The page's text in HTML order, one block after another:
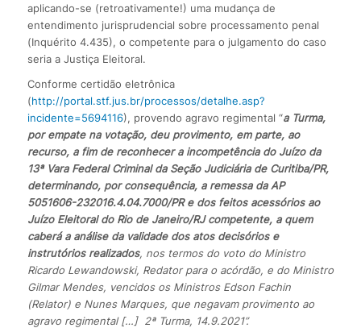
aplicando-se (retroativamente!) uma mudança de
entendimento jurisprudencial sobre processamento penal
(Inquérito 4.435), o competente para o julgamento do caso
seria a Justiça Eleitoral.
Conforme certidão eletrônica
(http://portal.stf.jus.br/processos/detalhe.asp?
incidente=5694116), provendo agravo regimental “a Turma,
por empate na votação, deu provimento, em parte, ao
recurso, a fim de reconhecer a incompetência do Juízo da
13ª Vara Federal Criminal da Seção Judiciária de Curitiba/PR,
determinando, por consequência, a remessa da AP
5051606-232016.4.04.7000/PR e dos feitos acessórios ao
Juízo Eleitoral do Rio de Janeiro/RJ competente, a quem
caberá a análise da validade dos atos decisórios e
instrutórios realizados, nos termos do voto do Ministro
Ricardo Lewandowski, Redator para o acórdão, e do Ministro
Gilmar Mendes, vencidos os Ministros Edson Fachin
(Relator) e Nunes Marques, que negavam provimento ao
agravo regimental […] 2ª Turma, 14.9.2021”.